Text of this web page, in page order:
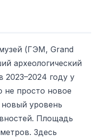
(ГЭМ, Grand
археологический
году у
просто новое
уровень
Площадь
Здесь